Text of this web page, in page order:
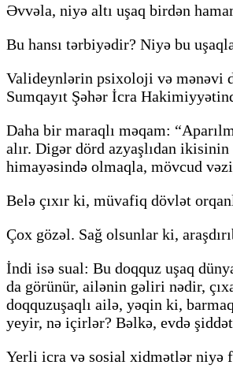
Əvvəla, niyə altı uşaq birdən
Bu hansı tərbiyədir? Niyə bu
Valideynlərin psixoloji və mənəvi
Sumqayıt Şəhər İcra
Daha bir maraqlı məqam:
alır. Digər dörd azyaşlıdan
himayəsində olmaqla, mövcud
Belə çıxır ki, müvafiq dövlət
Çox gözəl. Sağ olsunlar ki,
İndi isə sual: Bu doqquz uşaq
da görünür, ailənin gəliri nədir,
doqquzuşaqlı ailə, yəqin ki,
yeyir, nə içirlər? Bəlkə, evdə
Yerli icra və sosial xidmətlər niyə